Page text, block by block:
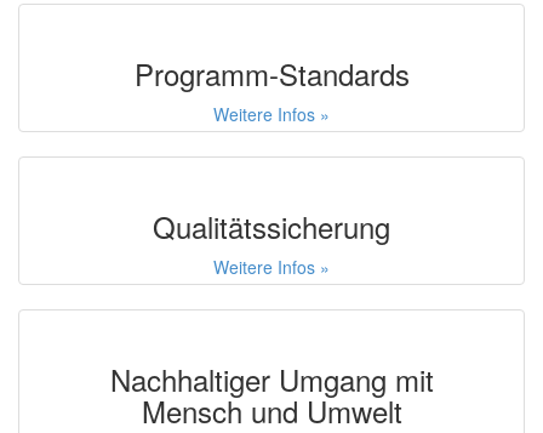
Programm-Standards
Weitere Infos »
Qualitätssicherung
Weitere Infos »
Nachhaltiger Umgang mit
Mensch und Umwelt